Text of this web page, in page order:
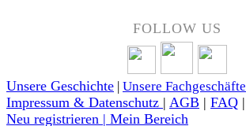
FOLLOW US
Unsere Geschichte | Unsere Fachgeschäfte
Impressum & Datenschutz | AGB | FAQ |
Neu registrieren | Mein Bereich